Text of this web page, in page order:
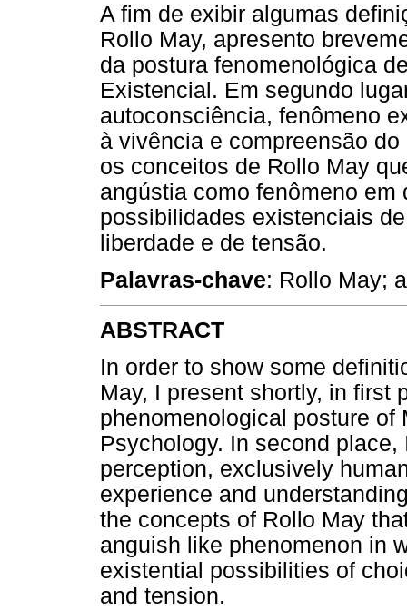
A fim de exibir algumas
Rollo May, apresento
da postura fenomenológica
Existencial. Em segundo
autoconsciência, fenômeno
à vivência e compreensão
os conceitos de Rollo May
angústia como fenômeno
possibilidades existenciais
liberdade e de tensão.
Palavras-chave: Rollo May;
ABSTRACT
In order to show some
May, I present shortly, in first
phenomenological posture
Psychology. In second
perception, exclusively
experience and
the concepts of Rollo May
anguish like phenomenon in
existential possibilities of
and tension.